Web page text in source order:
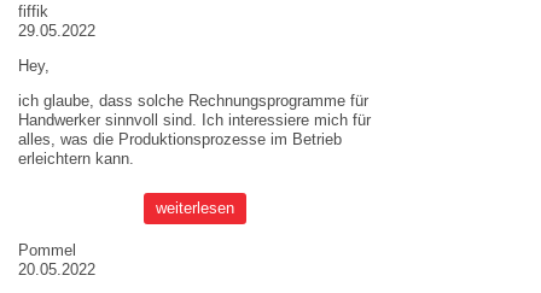
fiffik
29.05.2022
Hey,
ich glaube, dass solche Rechnungsprogramme für
Handwerker sinnvoll sind. Ich interessiere mich für
alles, was die Produktionsprozesse im Betrieb
erleichtern kann.
weiterlesen
Pommel
20.05.2022